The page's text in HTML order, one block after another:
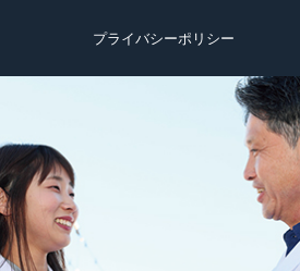
プライバシーポリシー